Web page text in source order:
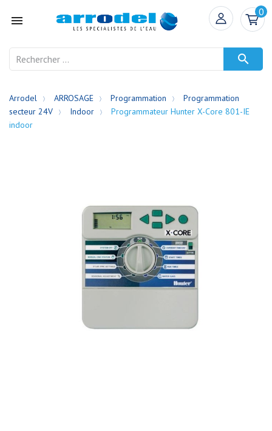

0

Arrodel ARROSAGE Programmation
Programmation
secteur 24V
Indoor
Programmateur Hunter X-Core 801-IE
indoor